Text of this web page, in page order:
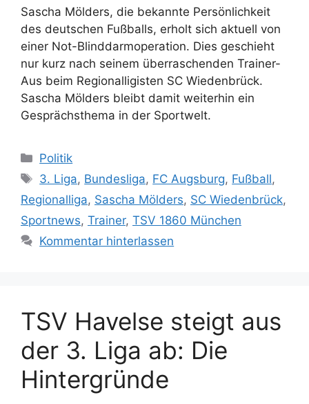
Sascha Mölders, die bekannte Persönlichkeit
des deutschen Fußballs, erholt sich aktuell von
einer Not-Blinddarmoperation. Dies geschieht
nur kurz nach seinem überraschenden Trainer-
Aus beim Regionalligisten SC Wiedenbrück.
Sascha Mölders bleibt damit weiterhin ein
Gesprächsthema in der Sportwelt.
Kategorien
Politik
Schlagwörter
3. Liga, Bundesliga, FC Augsburg, Fußball,
Regionalliga, Sascha Mölders, SC Wiedenbrück,
Sportnews, Trainer, TSV 1860 München
Kommentar hinterlassen
TSV Havelse steigt aus
der 3. Liga ab: Die
Hintergründe